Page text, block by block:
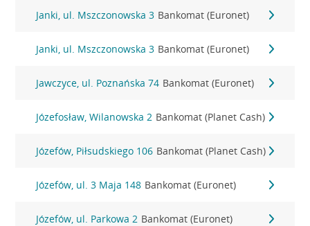
Janki, ul. Mszczonowska 3 Bankomat (Euronet)
Janki, ul. Mszczonowska 3 Bankomat (Euronet)
Jawczyce, ul. Poznańska 74 Bankomat (Euronet)
Józefosław, Wilanowska 2 Bankomat (Planet Cash)
Józefów, Piłsudskiego 106 Bankomat (Planet Cash)
Józefów, ul. 3 Maja 148 Bankomat (Euronet)
Józefów, ul. Parkowa 2 Bankomat (Euronet)